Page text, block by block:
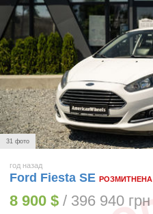
31 фото
год назад
Ford Fiesta SE РОЗМИТНЕНА
8 900 $ / 396 940 грн